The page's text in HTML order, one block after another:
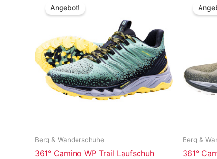
Angebot!
Berg & Wanderschuhe
361° Camino WP Trail Laufschuh
Berg &
361°